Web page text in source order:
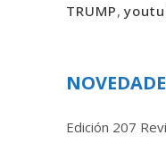
TRUMP,
Edición 207